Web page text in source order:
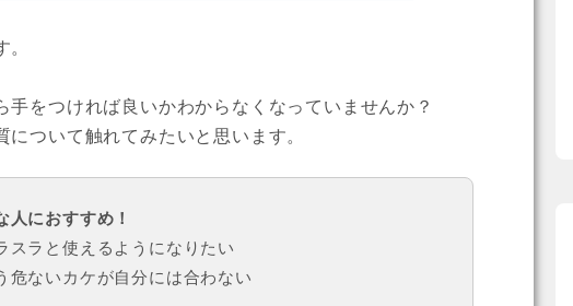
をつければ良いかわからなくなっていませんか？
ついて触れてみたいと思います。
人におすすめ！
スラと使えるようになりたい
という危ないカケが自分には合わない